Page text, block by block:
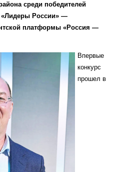
среди победителей
«Лидеры России» —
платформы «Россия —
Впервые
конкурс
прошел в